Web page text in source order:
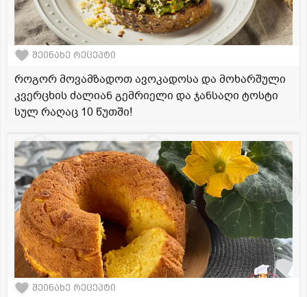
შეინახე რეცეპტი
როგორ მოვამზადოთ ავოკადოსა და მოხარშული
კვერცხის ძალიან გემრიელი და ჯანსაღი ტოსტი
სულ რაღაც 10 წუთში!
შეინახე რეცეპტი